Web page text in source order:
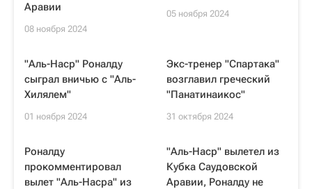
Аравии
08 ноября 2024
05 ноября 2024
"Аль-Наср" Роналду
сыграл вничью с "Аль-
Хилялем"
01 ноября 2024
Экс-тренер "Спартака"
возглавил греческий
"Панатинаикос"
31 октября 2024
Роналду
прокомментировал
вылет "Аль-Насра" из
"Аль-Наср" вылетел из
Кубка Саудовской
Аравии, Роналду не